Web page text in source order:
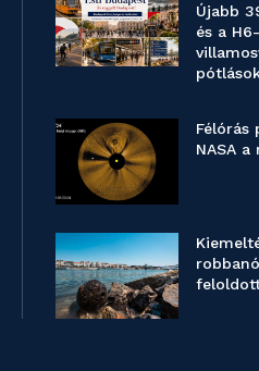
Újabb
és a
Félórás
NASA